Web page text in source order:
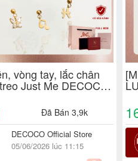
vòng tay, lắc chân
Just Me DECOCO
Đã Bán 3,9k
DECOCO Official Store
05/06/2026 lúc 11:15